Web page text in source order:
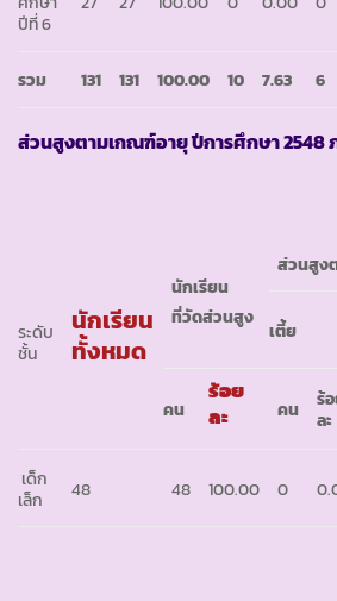
ปีที่ 6
รวม 131 131 100.00 10 7.63 6
ส่วนสูงตามเกณฑ์อายุ ปีการศึกษา2548
ระดับ
ชั้น
นักเรียน
ทั้งหมด
นักเรียน
ที่วัดส่วนสูง
ส่วนสูง
เตี้ย
คน
ร้อย
ละ
คน
ร้
ละ
เด็ก
เล็ก
48 48 100.00 0